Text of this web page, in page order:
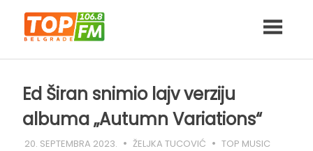
content
Ed Širan snimio lajv verziju
albuma „Autumn Variations“
20. SEPTEMBRA 2023. ŽELJKA TUCOVIĆ TOP MUSIC